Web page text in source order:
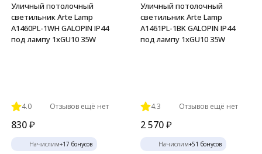
Уличный потолочный
светильник Arte Lamp
A1460PL-1WH GALOPIN IP44
под лампу 1xGU10 35W
4.0 Отзывов ещё нет
830₽
Начислим+17 бонусов
Уличный потолочный
светильник Arte Lamp
A1461PL-1BK GALOPIN IP44
под лампу 1xGU10 35W
4.3 Отзывов ещё нет
2 570₽
Начислим+51 бонусов